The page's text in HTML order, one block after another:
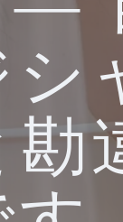
勘